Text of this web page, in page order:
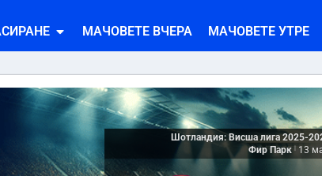
МАЧОВЕТЕ ВЧЕРА МАЧОВЕТЕ УТРЕ
Шотландия: Висша лига 2025-
Фир Парк | 13